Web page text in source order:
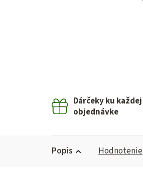
Dárčeky ku každej
objednávke
Popis Hodnotenie